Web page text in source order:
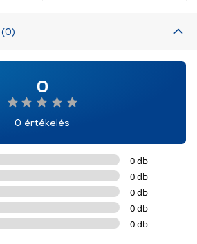
(0)
0
0 értékelés
0 db
0 db
0 db
0 db
0 db